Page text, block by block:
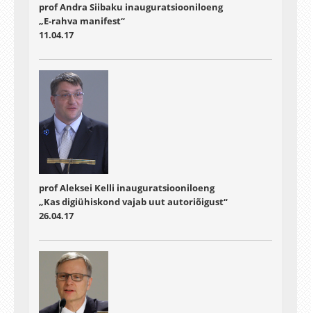
prof Andra Siibaku inauguratsiooniloeng
„E-rahva manifest“
11.04.17
prof Aleksei Kelli inauguratsiooniloeng
„Kas digiühiskond vajab uut autoriõigust“
26.04.17